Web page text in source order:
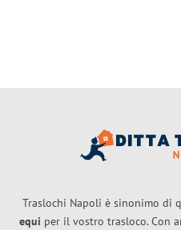
Traslochi Napoli è sinonimo di
equi per il vostro trasloco. Con